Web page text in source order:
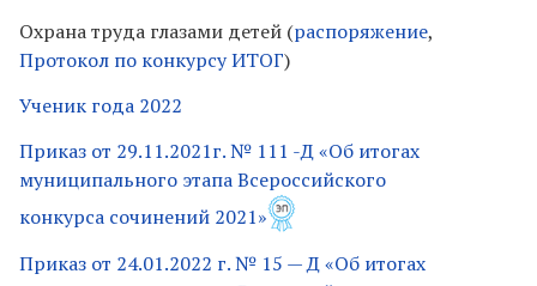
Охрана труда глазами детей (распоряжение,
Протокол по конкурсу ИТОГ)
Ученик года 2022
Приказ от 29.11.2021г. № 111 -Д «Об итогах
муниципального этапа Всероссийского
конкурса сочинений 2021»
Приказ от 24.01.2022 г. № 15 — Д «Об итогах